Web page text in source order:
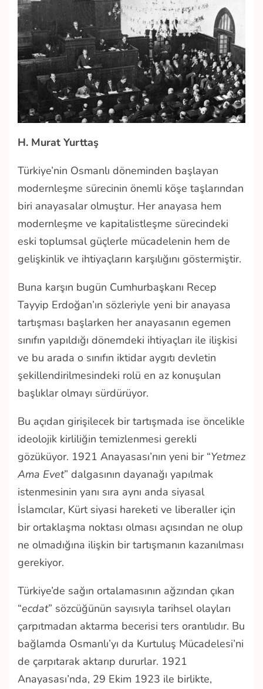
H. Murat Yurttaş
Türkiye’nin Osmanlı döneminden başlayan
modernleşme sürecinin önemli köşe taşlarından
biri anayasalar olmuştur. Her anayasa hem
modernleşme ve kapitalistleşme sürecindeki
eski toplumsal güçlerle mücadelenin hem de
gelişkinlik ve ihtiyaçların karşılığını göstermiştir.
Buna karşın bugün Cumhurbaşkanı Recep
Tayyip Erdoğan’ın sözleriyle yeni bir anayasa
tartışması başlarken her anayasanın egemen
sınıfın yapıldığı dönemdeki ihtiyaçları ile ilişkisi
ve bu arada o sınıfın iktidar aygıtı devletin
şekillendirilmesindeki rolü en az konuşulan
başlıklar olmayı sürdürüyor.
Bu açıdan girişilecek bir tartışmada ise öncelikle
ideolojik kirliliğin temizlenmesi gerekli
gözüküyor. 1921 Anayasası’nın yeni bir “Yetmez
Ama Evet” dalgasının dayanağı yapılmak
istenmesinin yanı sıra aynı anda siyasal
İslamcılar, Kürt siyasi hareketi ve liberaller için
bir ortaklaşma noktası olması açısından ne olup
ne olmadığına ilişkin bir tartışmanın kazanılması
gerekiyor.
Türkiye’de sağın ortalamasının ağzından çıkan
“ecdat” sözcüğünün sayısıyla tarihsel olayları
çarpıtmadan aktarma becerisi ters orantılıdır. Bu
bağlamda Osmanlı’yı da Kurtuluş Mücadelesi’ni
de çarpıtarak aktarıp dururlar. 1921
Anayasası’nda, 29 Ekim 1923 ile birlikte,